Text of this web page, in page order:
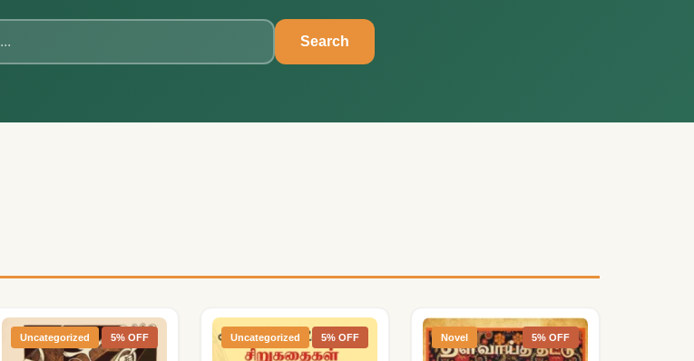
Search
Uncategorized 5% OFF Uncategorized 5% OFF Novel 5% OFF